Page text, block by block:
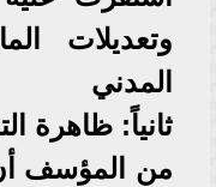
المدني
ثانياً: ظاهرة
من المؤسف